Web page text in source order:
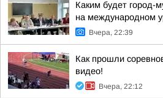
Каким будет город-
на международном
Вчера, 22:39
Как прошли
видео!
Вчера, 22:12